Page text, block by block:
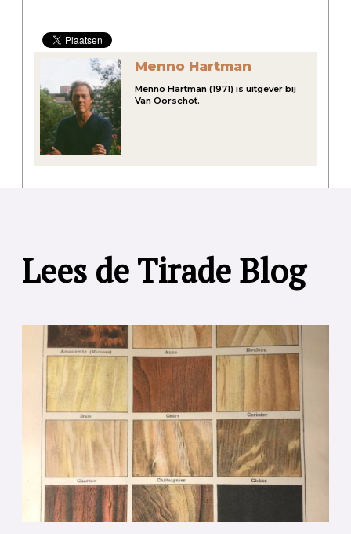
Menno Hartman
Menno Hartman (1971) is uitgever bij
Van Oorschot.
Lees de Tirade Blog